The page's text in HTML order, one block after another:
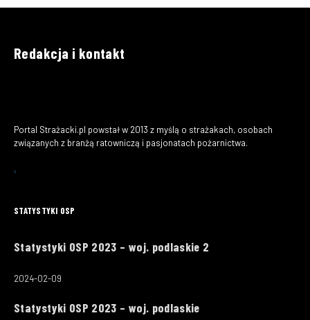
Redakcja i kontakt
Portal Strażacki.pl powstał w 2013 z myślą o strażakach, osobach
związanych z branżą ratowniczą i pasjonatach pożarnictwa.
STATYSTYKI OSP
Statystyki OSP 2023 – woj. podlaskie 2
2024-02-09
Statystyki OSP 2023 – woj. podlaskie